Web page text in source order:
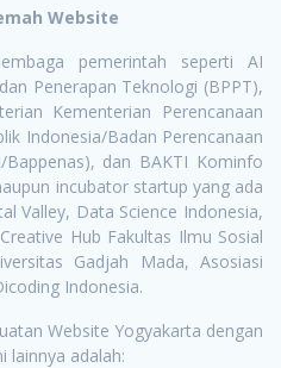
Website
pemerintah seperti AI
Penerapan Teknologi (BPPT),
Kementerian Perencanaan
Indonesia/Badan Perencanaan
Bappenas), dan BAKTI Kominfo
incubator startup yang ada
Valley, Data Science Indonesia,
Hub Fakultas Ilmu Sosial
Gadjah Mada, Asosiasi
Indonesia.
Website Yogyakarta dengan
lainnya adalah: